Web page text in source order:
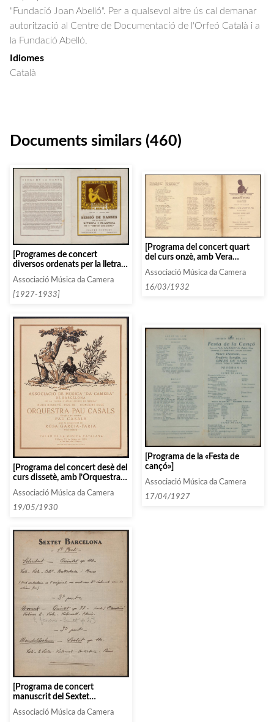
"Fundació Joan Abelló". Per a qualsevol altre ús cal demanar
autorització al Centre de Documentació de l'Orfeó Català i a
la Fundació Abelló.
Idiomes
Català
Documents similars (460)
[Programes de concert
diversos ordenats per la lletra I,
Associació Música da Camera
[1927-1933]
[Programa del concert quart
del curs onzè, amb Vera
Janacopulos i Yvonne Herr
Japy]
Associació Música da Camera
16/03/1932
[Programa del concert desè del
curs dissetè, amb l’Orquestra
Pau Casals i Rosa Garcia-Faria]
Associació Música da Camera
19/05/1930
[Programa de la «Festa de
cançó»]
Associació Música da Camera
17/04/1927
[Programa de concert
manuscrit del Sextet
Associació Música da Camera